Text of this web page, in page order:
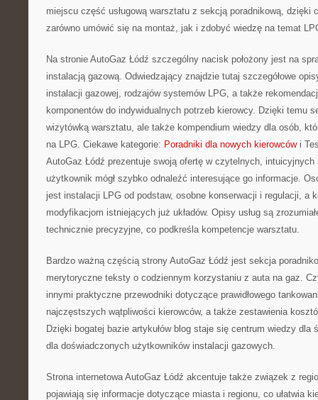
miejscu część usługową warsztatu z sekcją poradnikową, dzięki
zarówno umówić się na montaż, jak i zdobyć wiedzę na temat
Na stronie AutoGaz Łódź szczególny nacisk położony jest na
instalacją gazową. Odwiedzający znajdzie tutaj szczegółowe
instalacji gazowej, rodzajów systemów LPG, a także
komponentów do indywidualnych potrzeb kierowcy. Dzięki temu
wizytówką warsztatu, ale także kompendium wiedzy dla osób,
na LPG. Ciekawe kategorie: Poradniki dla nowych kierowcówi
AutoGaz Łódź prezentuje swoją ofertę w czytelnych,
użytkownik mógł szybko odnaleźć interesujące go informacje.
jest instalacji LPG od podstaw, osobne konserwacji i regulacji, a
modyfikacjom istniejących już układów. Opisy usług są
technicznie precyzyjne, co podkreśla kompetencje warsztatu.
Bardzo ważną częścią strony AutoGaz Łódź jest sekcja
merytoryczne teksty o codziennym korzystaniu z auta na gaz.
innymi praktyczne przewodniki dotyczące prawidłowego
najczęstszych wątpliwości kierowców, a także zestawienia
Dzięki bogatej bazie artykułów blog staje się centrum wiedzy dla
dla doświadczonych użytkowników instalacji gazowych.
Strona internetowa AutoGaz Łódź akcentuje także związek z
pojawiają się informacje dotyczące miasta i regionu, co ułatwia